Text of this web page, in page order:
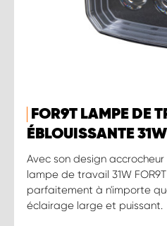
FOR9T LAMPE DE
ÉBLOUISSANTE 31W
Avec son design
lampe de travail 31W
parfaitement à n'importe
éclairage large et puissant.